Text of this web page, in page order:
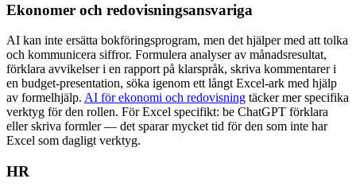
Ekonomer och redovisningsansvariga
AI kan inte ersätta bokföringsprogram, men det hjälper med att tolka
och kommunicera siffror. Formulera analyser av månadsresultat,
förklara avvikelser i en rapport på klarspråk, skriva kommentarer i
en budget-presentation, söka igenom ett långt Excel-ark med hjälp
av formelhjälp. AI för ekonomi och redovisning täcker mer specifika
verktyg för den rollen. För Excel specifikt: be ChatGPT förklara
eller skriva formler — det sparar mycket tid för den som inte har
Excel som dagligt verktyg.
HR